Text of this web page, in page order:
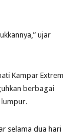
ujar
Kampar Extrem
berbagai
lumpur.
selama dua hari